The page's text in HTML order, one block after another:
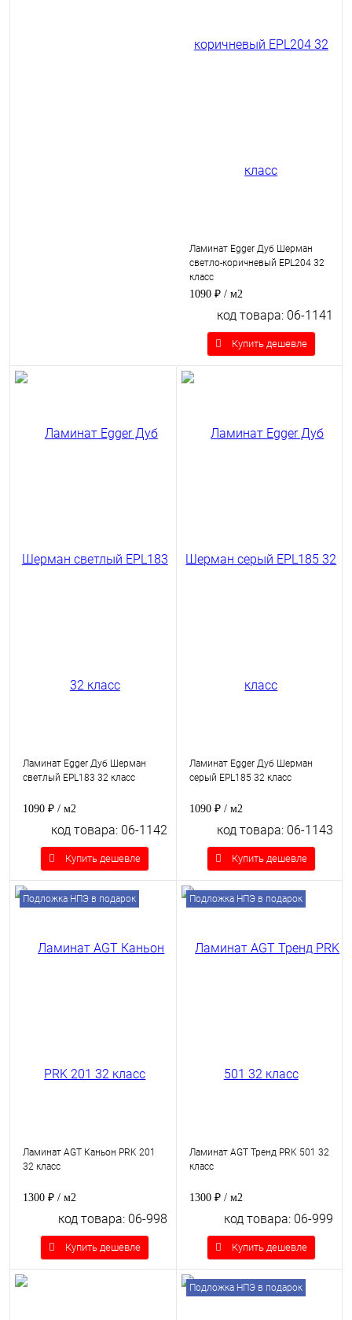
Ламинат Egger Дуб Шерман
светло-коричневый EPL204 32
класс
1090 ₽ / м2
код товара: 06-1141
Купить дешевле
Ламинат Egger Дуб Шерман
светлый EPL183 32 класс
1090 ₽ / м2
код товара: 06-1142
Купить дешевле
Ламинат Egger Дуб Шерман
серый EPL185 32 класс
1090 ₽ / м2
код товара: 06-1143
Купить дешевле
Подложка НПЭ в подарок
Ламинат AGT Каньон PRK 201
32 класс
1300 ₽ / м2
код товара: 06-998
Купить дешевле
Подложка НПЭ в подарок
Ламинат AGT Тренд PRK 501 32
класс
1300 ₽ / м2
код товара: 06-999
Купить дешевле
Подложка НПЭ в подарок